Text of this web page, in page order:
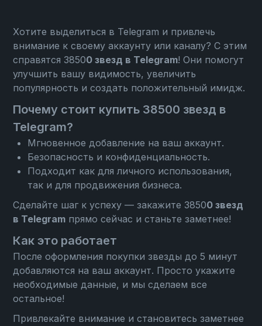
Хотите выделиться в Telegram и привлечь
внимание к своему аккаунту или каналу? С этим
справятся 38500 звезд в Telegram! Они помогут
улучшить вашу видимость, увеличить
популярность и создать положительный имидж.
Почему стоит купить 38500 звезд в
Telegram?
Мгновенное добавление на ваш аккаунт.
Безопасность и конфиденциальность.
Подходит как для личного использования,
так и для продвижения бизнеса.
Сделайте шаг к успеху — закажите 38500 звезд
в Telegram прямо сейчас и станьте заметнее!
Как это работает
После оформления покупки звезды до 5 минут
добавляются на ваш аккаунт. Просто укажите
необходимые данные, и мы сделаем все
остальное!
Привлекайте внимание и становитесь заметнее